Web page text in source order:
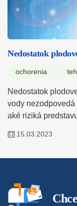
Nedostatok
ochorenia
Nedostatok
vody
aké riziká
15.03.2023